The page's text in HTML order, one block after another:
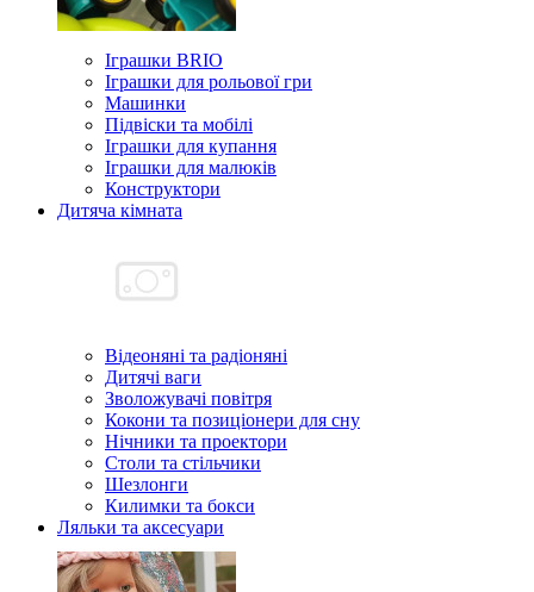
Іграшки BRIO
Іграшки для рольової гри
Машинки
Підвіски та мобілі
Іграшки для купання
Іграшки для малюків
Конструктори
Дитяча кімната
Відеоняні та радіоняні
Дитячі ваги
Зволожувачі повітря
Кокони та позиціонери для сну
Нічники та проектори
Столи та стільчики
Шезлонги
Килимки та бокси
Ляльки та аксесуари